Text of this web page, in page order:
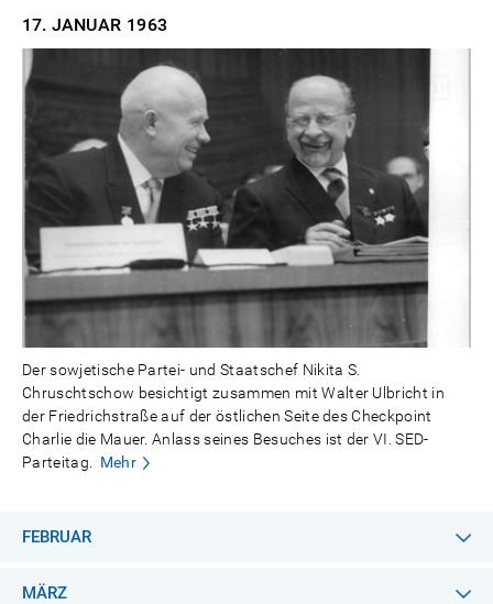
17. JANUAR 1963
Der sowjetische Partei- und Staatschef Nikita S.
Chruschtschow besichtigt zusammen mit Walter Ulbricht in
der Friedrichstraße auf der östlichen Seite des Checkpoint
Charlie die Mauer. Anlass seines Besuches ist der VI. SED-
Parteitag.
Mehr
FEBRUAR
MÄRZ